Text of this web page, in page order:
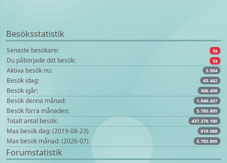
Besöksstatistik
Senaste besökare: 10s
Du påbörjade ditt besök: 10s
Aktiva besök nu: 3.504
Besök idag: 65.442
Besök igår: 306.498
Besök denna månad: 1.946.437
Besök förra månaden: 5.785.895
Totalt antal besök: 437.276.180
Max besök dag: (2019-08-23) 919.088
Max besök månad: (2026-07) 5.785.895
Forumstatistik